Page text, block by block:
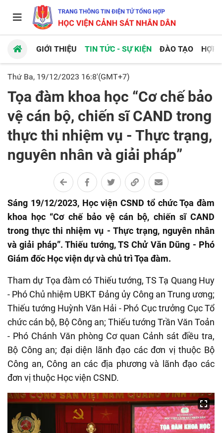
GIỚI THIỆU TIN TỨC - SỰ KIỆN ĐÀO TẠO HỢP
Thứ Ba, 19/12/2023 16:8'(GMT+7)
Tọa đàm khoa học “Cơ chế bảo
vệ cán bộ, chiến sĩ CAND trong
thực thi nhiệm vụ - Thực trạng,
nguyên nhân và giải pháp”
Sáng 19/12/2023, Học viện CSND tổ chức Tọa đàm
khoa học “Cơ chế bảo vệ cán bộ, chiến sĩ CAND
trong thực thi nhiệm vụ - Thực trạng, nguyên nhân
và giải pháp”. Thiếu tướng, TS Chử Văn Dũng - Phó
Giám đốc Học viện dự và chủ trì Tọa đàm.
Tham dự Tọa đàm có Thiếu tướng, TS Tạ Quang Huy
- Phó Chủ nhiệm UBKT Đảng ủy Công an Trung ương;
Thiếu tướng Huỳnh Văn Hải - Phó Cục trưởng Cục Tổ
chức cán bộ, Bộ Công an; Thiếu tướng Trần Văn Toản
- Phó Chánh Văn phòng Cơ quan Cảnh sát điều tra,
Bộ Công an; đại diện lãnh đạo các đơn vị thuộc Bộ
Công an, Công an các địa phương và lãnh đạo các
đơn vị thuộc Học viện CSND.